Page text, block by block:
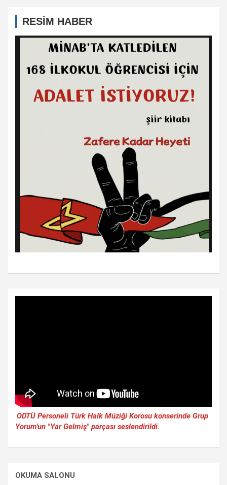
RESİM HABER
ODTÜ Personeli Türk Halk Müziği Korosu konserinde Grup
Yorum'un "Yar Gelmiş" parçası seslendirildi.
OKUMA SALONU